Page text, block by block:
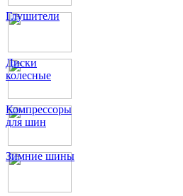
Глушители
Диски
колесные
Компрессоры
для шин
Зимние шины